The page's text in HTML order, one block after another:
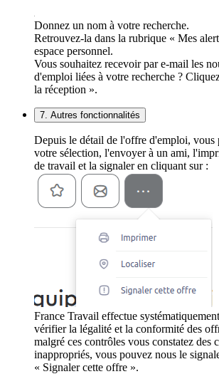
Donnez un nom à votre recherche.
Retrouvez-la dans la rubrique « Mes
espace personnel.
Vous souhaitez recevoir par e-mail les
d'emploi liées à votre recherche ?
la réception ».
7. Autres fonctionnalités
Depuis le détail de l'offre d'emploi, vous
votre sélection, l'envoyer à un ami,
de travail et la signaler en cliquant sur :
France Travail effectue
vérifier la légalité et la conformité des
malgré ces contrôles vous constatez des
inappropriés, vous pouvez nous le
« Signaler cette offre ».